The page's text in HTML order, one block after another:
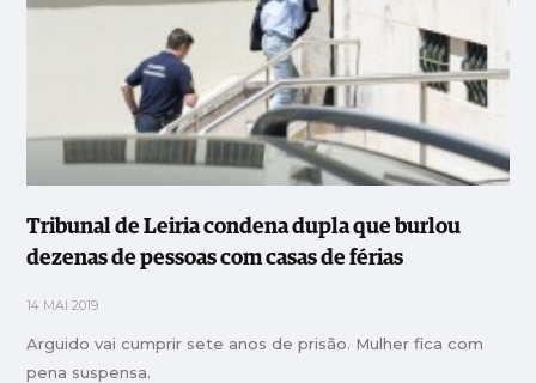
Tribunal de Leiria condena dupla que burlou
dezenas de pessoas com casas de férias
14 MAI 2019
Arguido vai cumprir sete anos de prisão. Mulher fica com
pena suspensa.